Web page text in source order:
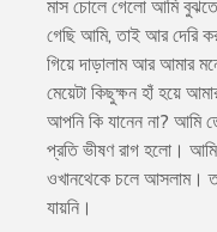
মাস চোলে গেলো আমি বুঝতে
গেছি আমি, তাই আর দেরি
গিয়ে দাড়ালাম আর আমার
মেয়েটা কিছুক্ষন হাঁ হয়ে
আপনি কি যানেন না? আমি
প্রতি ভীষণ রাগ হলো।
ওখানথেকে চলে আসলাম।
যায়নি।